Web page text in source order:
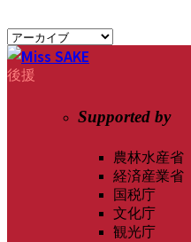
後援
Supported by
農林水産省
経済産業省
国税庁
文化庁
観光庁